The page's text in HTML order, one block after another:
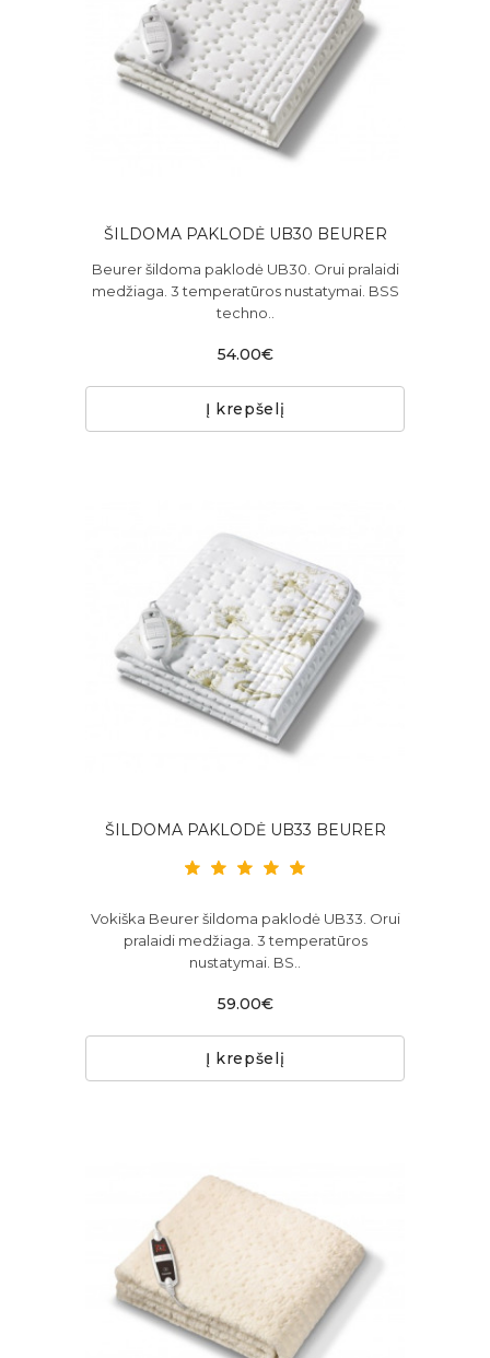
ŠILDOMA PAKLODĖ UB30 BEURER
Beurer šildoma paklodė UB30. Orui pralaidi
medžiaga. 3 temperatūros nustatymai. BSS
techno..
54.00€
Į krepšelį
ŠILDOMA PAKLODĖ UB33 BEURER
Vokiška Beurer šildoma paklodė UB33. Orui
pralaidi medžiaga. 3 temperatūros
nustatymai. BS..
59.00€
Į krepšelį